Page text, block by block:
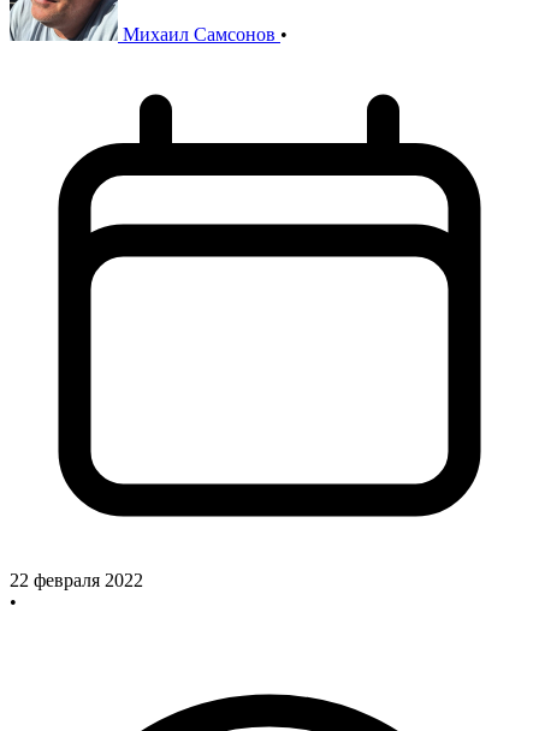
Михаил Самсонов •
22 февраля 2022
•